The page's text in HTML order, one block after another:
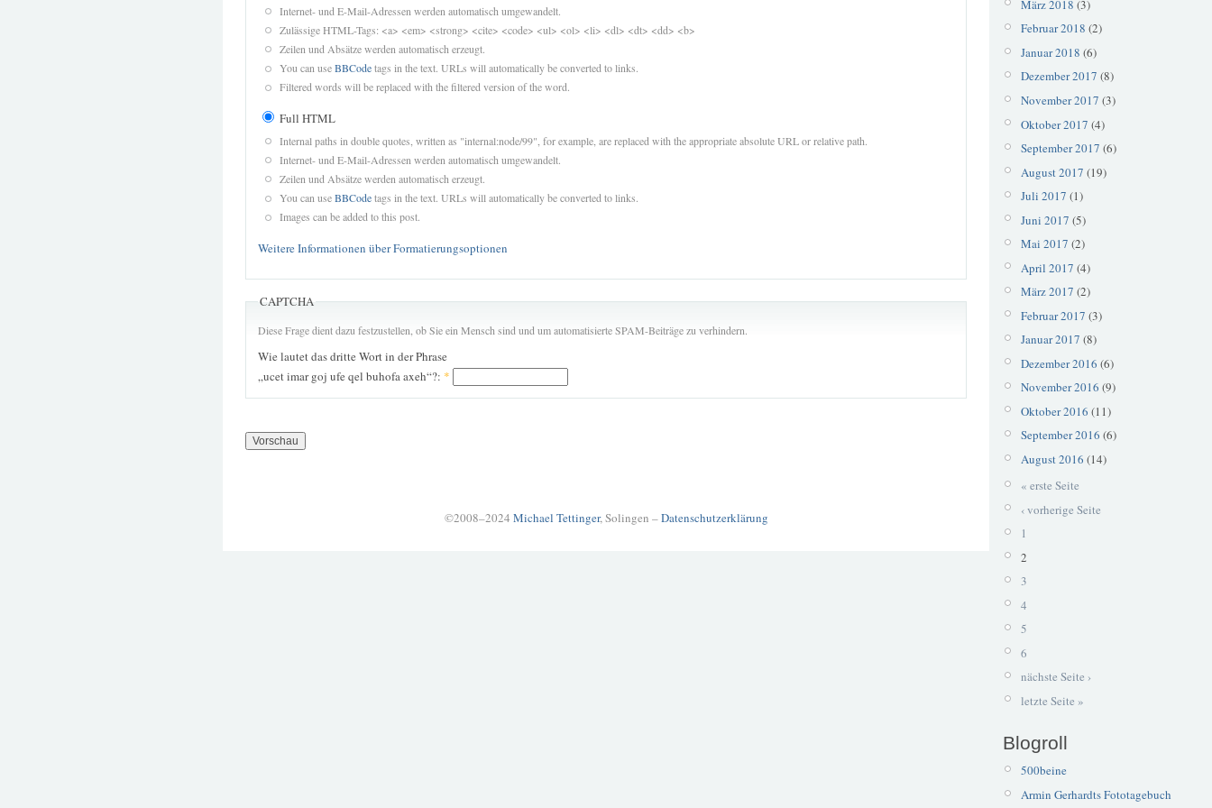
Internet- und E-Mail-Adressen werden automatisch umgewandelt.
Zulässige HTML-Tags: <a> <em> <strong> <cite> <code> <ul> <ol> <li> <dl> <dt> <dd> <b>
Zeilen und Absätze werden automatisch erzeugt.
You can useBBCodetags in the text. URLs will automatically be converted to links.
Filtered words will be replaced with the filtered version of the word.
Full HTML
Internal paths in double quotes, written as "internal:node/99", for example, are replaced with the appropriate absolute URL or relative path.
Internet- und E-Mail-Adressen werden automatisch umgewandelt.
Zeilen und Absätze werden automatisch erzeugt.
You can useBBCodetags in the text. URLs will automatically be converted to links.
Images can be added to this post.
Weitere Informationen über Formatierungsoptionen
CAPTCHA
Diese Frage dient dazu festzustellen, ob Sie ein Mensch sind und um automatisierte SPAM-Beiträge zu verhindern.
Wie lautet das dritte Wort in der Phrase
„ucet imar goj ufe qel buhofa axeh“?: *
©2008–2024 Michael Tettinger, Solingen –Datenschutzerklärung
März 2018 (3)
Februar 2018 (2)
Januar 2018 (6)
Dezember 2017 (8)
November 2017 (3)
Oktober 2017 (4)
September 2017 (6)
August 2017 (19)
Juli 2017 (1)
Juni 2017 (5)
Mai 2017 (2)
April 2017 (4)
März 2017 (2)
Februar 2017 (3)
Januar 2017 (8)
Dezember 2016 (6)
November 2016 (9)
Oktober 2016 (11)
September 2016 (6)
August 2016 (14)
« erste Seite
‹ vorherige Seite
1
2
3
4
5
6
nächste Seite ›
letzte Seite »
Blogroll
500beine
Armin Gerhardts Fototagebuch